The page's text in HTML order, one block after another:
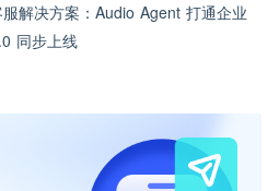
解决方案：Audio Agent 打通企业
同步上线